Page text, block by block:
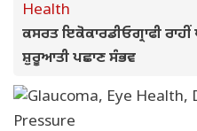
Health
ਕਸਰਤ ਇਕੋਕਾਰਡੀਓਗ੍ਰਾਫੀ ਰਾਹੀਂ
ਸ਼ੁਰੂਆਤੀ ਪਛਾਣ ਸੰਭਵ